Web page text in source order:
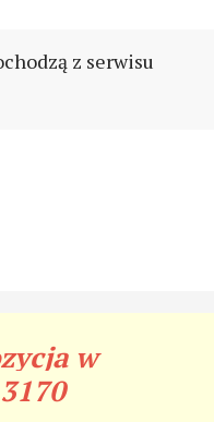
z serwisu
w
3170